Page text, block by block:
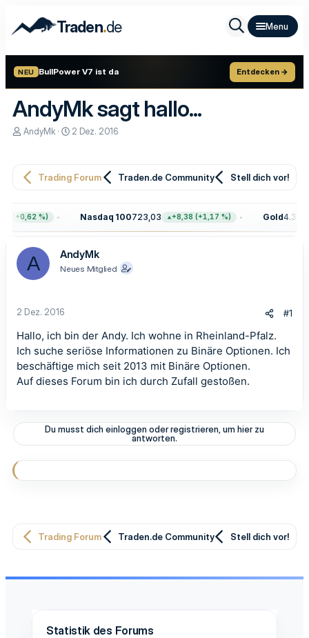
Traden.de
NEU BullPower V7 ist da Entdecken →
AndyMk sagt hallo...
E
e
r
AndyMk
E
e
m
2 Dez. 2016
Trading Forum Traden.de Community Stell dich vor!
(+0,62 %) Nasdaq 100723,03 +8,38 (+1,17 %) Gold
A AndyMk
Neues Mitglied
2 Dez. 2016 #1
Hallo, ich bin der Andy. Ich wohne in Rheinland-Pfalz.
Ich suche seriöse Informationen zu Binäre Optionen. Ich
beschäftige mich seit 2013 mit Binäre Optionen.
Auf dieses Forum bin ich durch Zufall gestoßen.
Du musst dich einloggen oder registrieren, um hier zu
antworten.
Trading Forum Traden.de Community Stell dich vor!
Statistik des Forums